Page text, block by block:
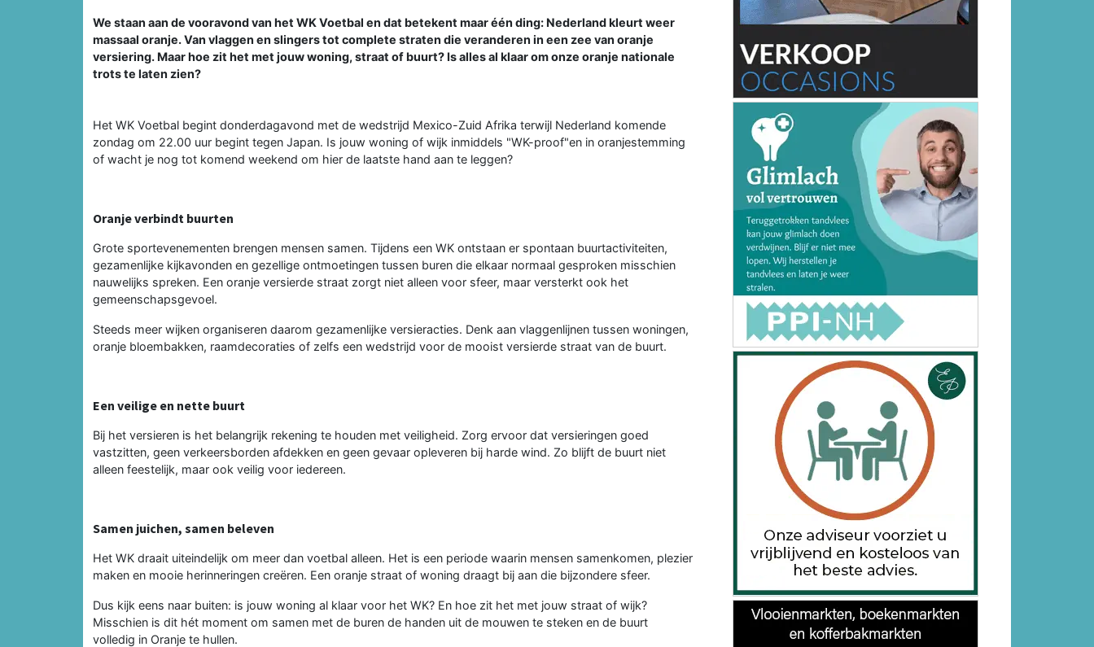
We staan aan de vooravond van het WK Voetbal en dat betekent maar één ding: Nederland kleurt weer
massaal oranje. Van vlaggen en slingers tot complete straten die veranderen in een zee van oranje
versiering. Maar hoe zit het met jouw woning, straat of buurt? Is alles al klaar om onze oranje nationale
trots te laten zien?
Het WK Voetbal begint donderdagavond met de wedstrijd Mexico-Zuid Afrika terwijl Nederland komende
zondag om 22.00 uur begint tegen Japan. Is jouw woning of wijk inmiddels "WK-proof"en in oranjestemming
of wacht je nog tot komend weekend om hier de laatste hand aan te leggen?
Oranje verbindt buurten
Grote sportevenementen brengen mensen samen. Tijdens een WK ontstaan er spontaan buurtactiviteiten,
gezamenlijke kijkavonden en gezellige ontmoetingen tussen buren die elkaar normaal gesproken misschien
nauwelijks spreken. Een oranje versierde straat zorgt niet alleen voor sfeer, maar versterkt ook het
gemeenschapsgevoel.
Steeds meer wijken organiseren daarom gezamenlijke versieracties. Denk aan vlaggenlijnen tussen woningen,
oranje bloembakken, raamdecoraties of zelfs een wedstrijd voor de mooist versierde straat van de buurt.
Een veilige en nette buurt
Bij het versieren is het belangrijk rekening te houden met veiligheid. Zorg ervoor dat versieringen goed
vastzitten, geen verkeersborden afdekken en geen gevaar opleveren bij harde wind. Zo blijft de buurt niet
alleen feestelijk, maar ook veilig voor iedereen.
Samen juichen, samen beleven
Het WK draait uiteindelijk om meer dan voetbal alleen. Het is een periode waarin mensen samenkomen, plezier
maken en mooie herinneringen creëren. Een oranje straat of woning draagt bij aan die bijzondere sfeer.
Dus kijk eens naar buiten: is jouw woning al klaar voor het WK? En hoe zit het met jouw straat of wijk?
Misschien is dit hét moment om samen met de buren de handen uit de mouwen te steken en de buurt
volledig in Oranje te hullen.